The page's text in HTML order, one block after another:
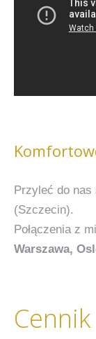
Przyleć do nas
(Szczecin).
Połączenia z
Warszawa,
Cennik